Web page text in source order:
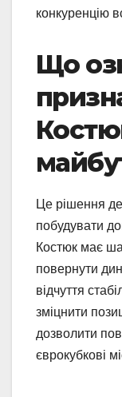
конкуренцію
Що
Це рішення
побудувати
Костюк має
повернути
відчуття
зміцнити
дозволити
єврокубкові